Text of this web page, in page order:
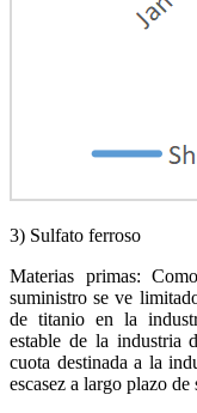
3) Sulfato ferroso
Materias primas:
suministro se ve
de titanio en la
estable de la industria
cuota destinada a la
escasez a largo plazo